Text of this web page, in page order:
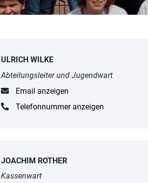
ULRICH WILKE
Abteilungsleiter und Jugendwart
Email anzeigen
Telefonnummer anzeigen
JOACHIM ROTHER
Kassenwart